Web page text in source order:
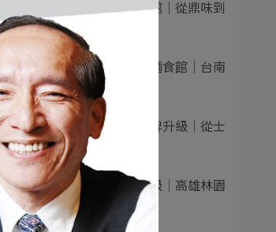
一面之緣襄楚麵食館｜從鼎味到
情感型品牌：⋯
2
合旺鍋貼・水餃・麵食館｜台南
老店品牌化升⋯
3 不萊梅義大利麵品牌升級｜從士
林創始店出發⋯
4 小月半麦面品牌升級｜高雄林園
最漂亮的麵食⋯